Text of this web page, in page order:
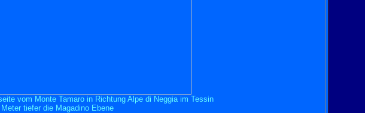
vom Monte Tamaro in Richtung Alpe di Neggia im Tessin
tiefer die Magadino Ebene